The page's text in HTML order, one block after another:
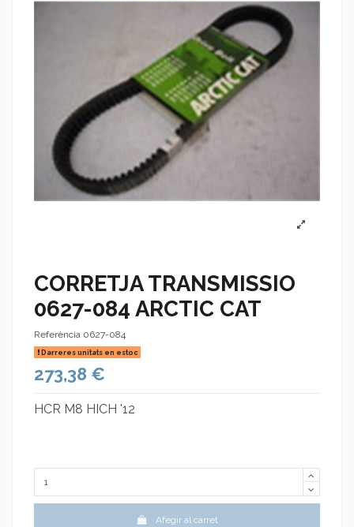
CORRETJA TRANSMISSIO
0627-084 ARCTIC CAT
Referència 0627-084
Darreres unitats en estoc
273,38 €
HCR M8 HICH '12
Afegir al carret